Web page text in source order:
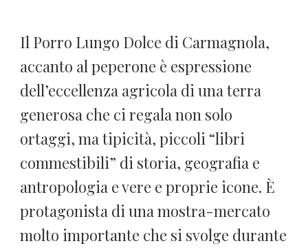
Il Porro Lungo Dolce di Carmagnola,
accanto al peperone è espressione
dell’eccellenza agricola di una terra
generosa che ci regala non solo
ortaggi, ma tipicità, piccoli “libri
commestibili” di storia, geografia e
antropologia e vere e proprie icone. È
protagonista di una mostra-mercato
molto importante che si svolge durante